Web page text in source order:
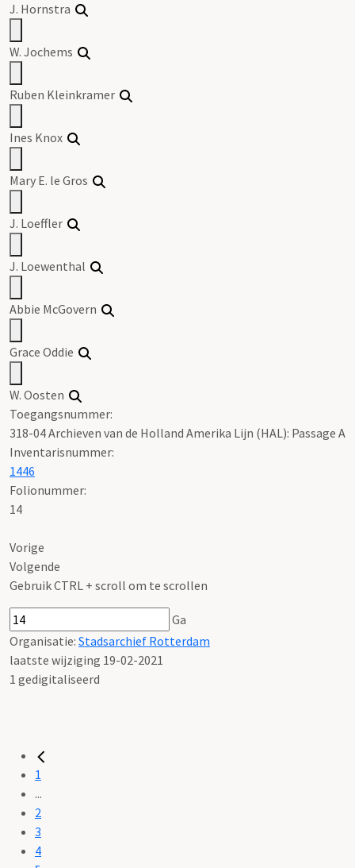
J. Hornstra
W. Jochems
Ruben Kleinkramer
Ines Knox
Mary E. le Gros
J. Loeffler
J. Loewenthal
Abbie McGovern
Grace Oddie
W. Oosten
Toegangsnummer:
318-04 Archieven van de Holland Amerika Lijn (HAL): Passage A
Inventarisnummer:
1446
Folionummer:
14
Vorige
Volgende
Gebruik CTRL + scroll om te scrollen
Ga
Organisatie: Stadsarchief Rotterdam
laatste wijziging 19-02-2021
1 gedigitaliseerd
1
...
2
3
4